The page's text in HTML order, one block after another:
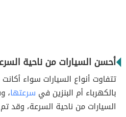
أحسن السيارات من ناحية
تتفاوت أنواع السيارات سواء
بالكهرباء أم البنزين في سرعتها،
السيارات من ناحية السرعة، وقد